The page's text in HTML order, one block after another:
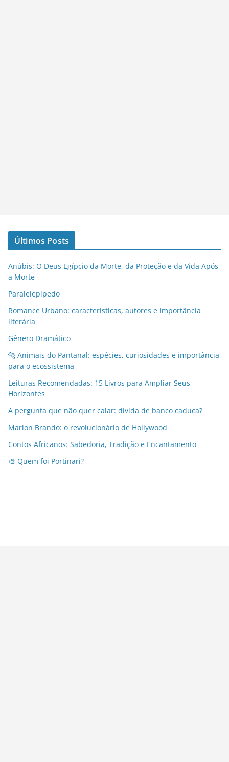
Últimos Posts
Anúbis: O Deus Egípcio da Morte, da Proteção e da Vida Após
a Morte
Paralelepípedo
Romance Urbano: características, autores e importância
literária
Gênero Dramático
🐆 Animais do Pantanal: espécies, curiosidades e importância
para o ecossistema
Leituras Recomendadas: 15 Livros para Ampliar Seus
Horizontes
A pergunta que não quer calar: dívida de banco caduca?
Marlon Brando: o revolucionário de Hollywood
Contos Africanos: Sabedoria, Tradição e Encantamento
🎨 Quem foi Portinari?